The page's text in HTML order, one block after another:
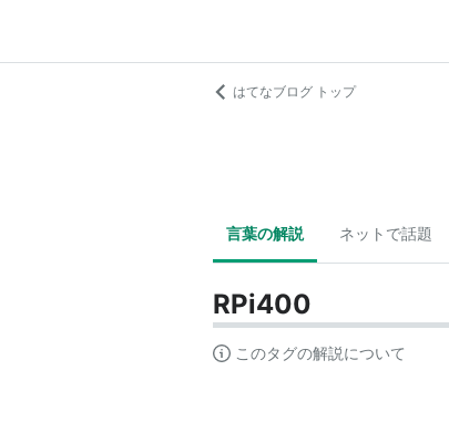
はてなブログ トップ
言葉の解説 ネットで話題
RPi400
このタグの解説について